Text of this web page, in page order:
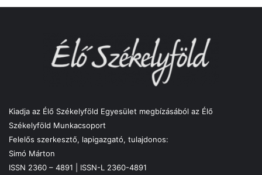
Kiadja az Élő Székelyföld Egyesület megbízásából az Élő
Székelyföld Munkacsoport
Felelős szerkesztő, lapigazgató, tulajdonos:
Simó Márton
ISSN 2360 – 4891 | ISSN-L 2360-4891